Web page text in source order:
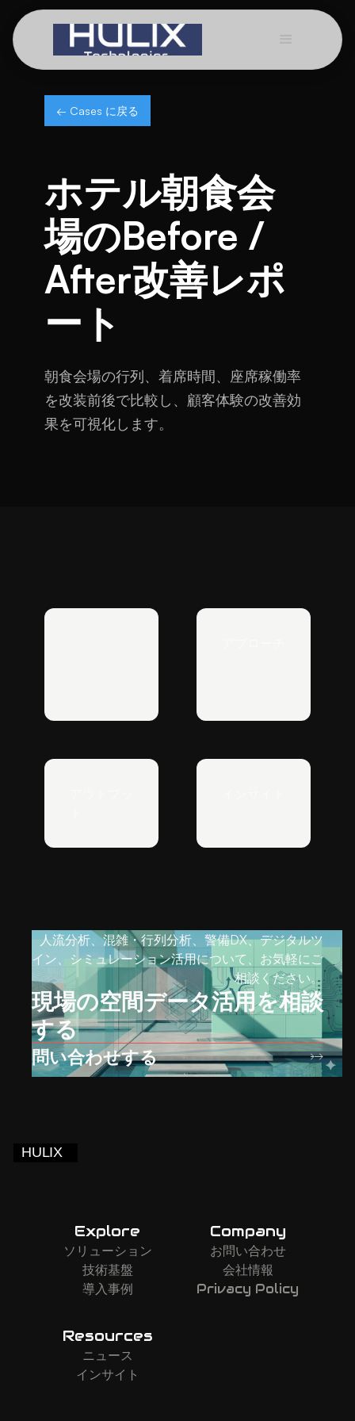
← Cases に戻る
ホテル朝食会
場のBefore /
After改善レポ
ート
朝食会場の行列、着席時間、座席稼働率
を改装前後で比較し、顧客体験の改善効
果を可視化します。
人流分析、混雑・行列分析、警備DX、デジタルツ
イン、シミュレーション活用について、お気軽にご
相談ください。
現場の空間データ活用を相談
する
問い合わせする
Explore
ソリューション
技術基盤
導入事例
Company
お問い合わせ
会社情報
Privacy Policy
Resources
ニュース
インサイト